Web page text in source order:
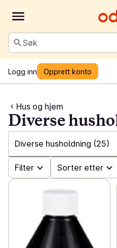
Søk
Logg inn Opprett konto
Hus og hjem
Diverse
Diverse husholdning (25)
✓ Alle (551)
Vask og renhold
Toalettpapir og tørkerull
Filter Sorter etter